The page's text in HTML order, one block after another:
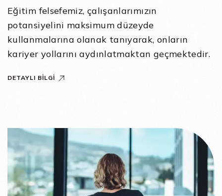
Eğitim felsefemiz, çalışanlarımızın
potansiyelini maksimum düzeyde
kullanmalarına olanak tanıyarak, onların
kariyer yollarını aydınlatmaktan geçmektedir.
DETAYLI BILGI